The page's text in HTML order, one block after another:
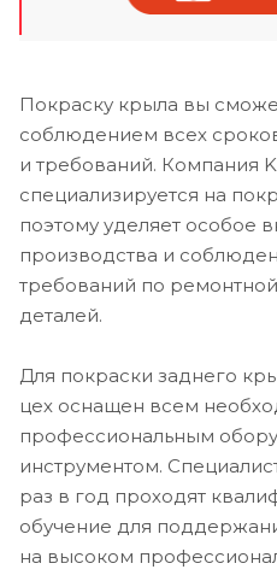
Покраску крыла вы
соблюдением всех
и требований. Компания
специализируется на
поэтому уделяет особое
производства и
требований по
деталей.
Для покраски заднего
цех оснащен всем
профессиональным
инструментом.
раз в год проходят
обучение для
на высоком